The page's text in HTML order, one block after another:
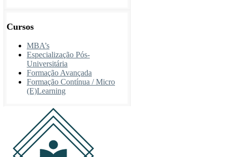
Cursos
MBA’s
Especialização Pós-
Universitária
Formação Avançada
Formação Contínua / Micro
(E)Learning